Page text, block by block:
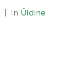
In Üldine